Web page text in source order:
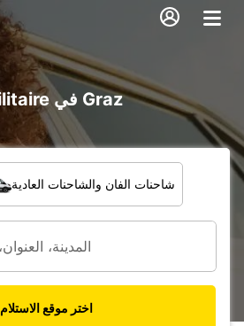
تأجير voiture و utilitaire في Graz
شاحنات الفان والشاحنات العادية
اختر موقع الاستلام